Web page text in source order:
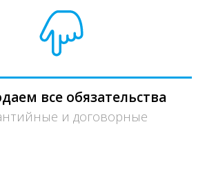
все обязательства
и договорные